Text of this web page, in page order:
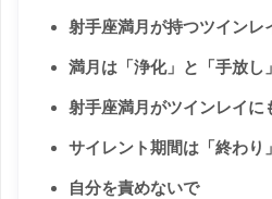
射手座満月が持つツインレ
満月は「浄化」と「手放し
射手座満月がツインレイに
サイレント期間は「終わり
自分を責めないで